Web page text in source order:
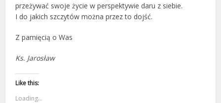
przeżywać swoje życie w perspektywie daru z siebie.
I do jakich szczytów można przez to dojść.
Z pamięcią o Was
Ks. Jarosław
Like this:
Loading...